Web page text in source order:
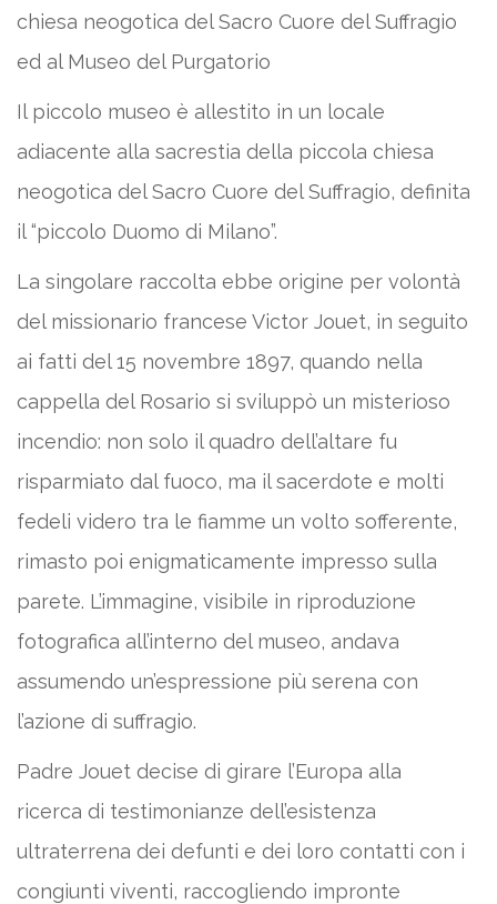
chiesa neogotica del Sacro Cuore del Suffragio
ed al Museo del Purgatorio
Il piccolo museo è allestito in un locale
adiacente alla sacrestia della piccola chiesa
neogotica del Sacro Cuore del Suffragio, definita
il “piccolo Duomo di Milano”.
La singolare raccolta ebbe origine per volontà
del missionario francese Victor Jouet, in seguito
ai fatti del 15 novembre 1897, quando nella
cappella del Rosario si sviluppò un misterioso
incendio: non solo il quadro dell’altare fu
risparmiato dal fuoco, ma il sacerdote e molti
fedeli videro tra le fiamme un volto sofferente,
rimasto poi enigmaticamente impresso sulla
parete. L’immagine, visibile in riproduzione
fotografica all’interno del museo, andava
assumendo un’espressione più serena con
l’azione di suffragio.
Padre Jouet decise di girare l’Europa alla
ricerca di testimonianze dell’esistenza
ultraterrena dei defunti e dei loro contatti con i
congiunti viventi, raccogliendo impronte